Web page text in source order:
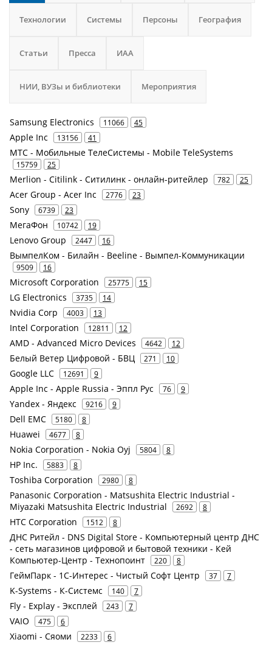
Технологии Системы Персоны География
Статьи Пресса ИАА
НИИ, ВУЗы и библиотеки Мероприятия
Samsung Electronics 11066 45
Apple Inc 13156 41
МТС - Мобильные ТелеСистемы - Mobile TeleSystems
15759 25
Merlion - Citilink - Ситилинк - онлайн-ритейлер 782 25
Acer Group - Acer Inc 2776 23
Sony 6739 23
МегаФон 10742 19
Lenovo Group 2447 16
ВымпелКом - Билайн - Beeline - Вымпел-Коммуникации
9509 16
Microsoft Corporation 25775 15
LG Electronics 3735 14
Nvidia Corp 4003 13
Intel Corporation 12811 12
AMD - Advanced Micro Devices 4642 12
Белый Ветер Цифровой - БВЦ 271 10
Google LLC 12691 9
Apple Inc - Apple Russia - Эппл Рус 76 9
Yandex - Яндекс 9216 9
Dell EMC 5180 8
Huawei 4677 8
Nokia Corporation - Nokia Oyj 5804 8
HP Inc. 5883 8
Toshiba Corporation 2980 8
Panasonic Corporation - Matsushita Electric Industrial -
Miyazaki Matsushita Electric Industrial
2692 8
HTC Corporation 1512 8
ДНС Ритейл - DNS Digital Store - Компьютерный центр ДНС
- сеть магазинов цифровой и бытовой техники - Кей
Компьютер-Центр - Технопоинт
220 8
ГеймПарк - 1С-Интерес - Чистый Софт Центр 37 7
K-Systems - К-Системс 140 7
Fly - Explay - Эксплей 243 7
VAIO 475 6
Xiaomi - Сяоми 2233 6